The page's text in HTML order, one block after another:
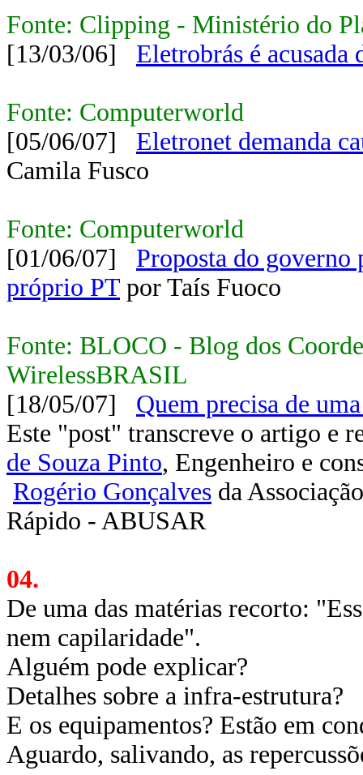
Fonte: Clipping - Ministério do
[13/03/06] Eletrobrás é
Fonte: Computerworld
[05/06/07] Eletronet demanda
Camila Fusco
Fonte: Computerworld
[01/06/07] Proposta do
próprio PT por Taís Fuoco
Fonte: BLOCO - Blog dos
WirelessBRASIL
[18/05/07] Quem precisa de
Este "post" transcreve o artigo e
de Souza Pinto, Engenheiro e
Rogério Gonçalves da
Rápido - ABUSAR
04.
De uma das matérias recorto:
nem capilaridade".
Alguém pode explicar?
Detalhes sobre a infra-estrutura?
E os equipamentos? Estão em
Aguardo, salivando, as